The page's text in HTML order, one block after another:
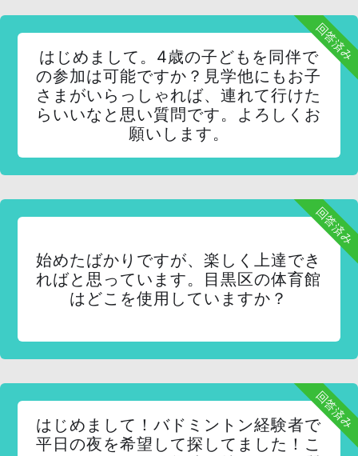
回答済み
はじめまして。4歳の子どもを同伴で
の参加は可能ですか？見学他にもお子
さまがいらっしゃれば、連れて行けた
らいいなと思い質問です。よろしくお
願いします。
回答済み
始めたばかりですが、楽しく上達でき
ればと思っています。目黒区の体育館
はどこを使用していますか？
回答済み
はじめまして！バドミントン経験者で
平日の夜を希望して探してました！こ